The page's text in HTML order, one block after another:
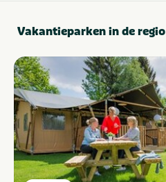
Vakantieparken in de regio